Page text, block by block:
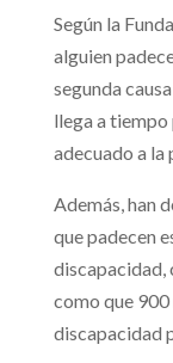
Según la
alguien
segunda
llega a
adecuado a la
Además, han
que padecen
discapacidad,
como que 900
discapacidad